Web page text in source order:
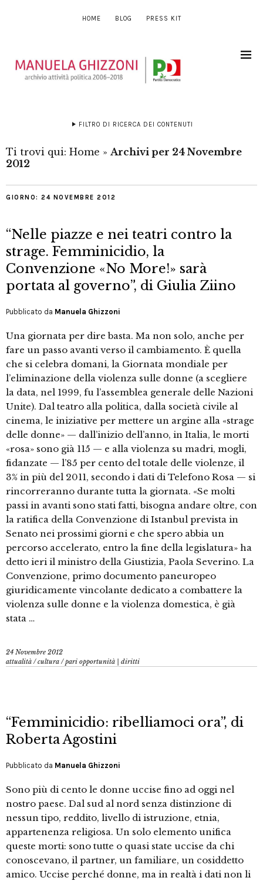
HOME BLOG PRESS KIT
FILTRO DI RICERCA DEI CONTENUTI
Ti trovi qui: Home » Archivi per 24 Novembre
2012
GIORNO: 24 NOVEMBRE 2012
“Nelle piazze e nei teatri contro la
strage. Femminicidio, la
Convenzione «No More!» sarà
portata al governo”, di Giulia Ziino
Pubblicato da Manuela Ghizzoni
Una giornata per dire basta. Ma non solo, anche per
fare un passo avanti verso il cambiamento. È quella
che si celebra domani, la Giornata mondiale per
l’eliminazione della violenza sulle donne (a scegliere
la data, nel 1999, fu l’assemblea generale delle Nazioni
Unite). Dal teatro alla politica, dalla società civile al
cinema, le iniziative per mettere un argine alla «strage
delle donne» — dall’inizio dell’anno, in Italia, le morti
«rosa» sono già 115 — e alla violenza su madri, mogli,
fidanzate — l’85 per cento del totale delle violenze, il
3% in più del 2011, secondo i dati di Telefono Rosa — si
rincorreranno durante tutta la giornata. «Se molti
passi in avanti sono stati fatti, bisogna andare oltre, con
la ratifica della Convenzione di Istanbul prevista in
Senato nei prossimi giorni e che spero abbia un
percorso accelerato, entro la fine della legislatura» ha
detto ieri il ministro della Giustizia, Paola Severino. La
Convenzione, primo documento paneuropeo
giuridicamente vincolante dedicato a combattere la
violenza sulle donne e la violenza domestica, è già
stata …
24 Novembre 2012
attualità /cultura /pari opportunità | diritti
“Femminicidio: ribelliamoci ora”, di
Roberta Agostini
Pubblicato da Manuela Ghizzoni
Sono più di cento le donne uccise fino ad oggi nel
nostro paese. Dal sud al nord senza distinzione di
nessun tipo, reddito, livello di istruzione, etnia,
appartenenza religiosa. Un solo elemento unifica
queste morti: sono tutte o quasi state uccise da chi
conoscevano, il partner, un familiare, un cosiddetto
amico. Uccise perché donne, ma in realtà i dati non li